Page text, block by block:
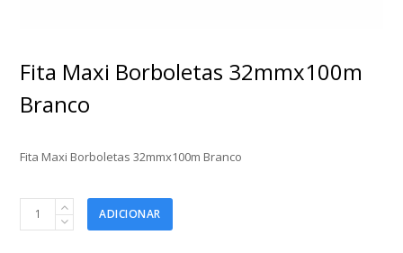
Fita Maxi Borboletas 32mmx100m
Branco
Fita Maxi Borboletas 32mmx100m Branco
Fita
ADICIONAR